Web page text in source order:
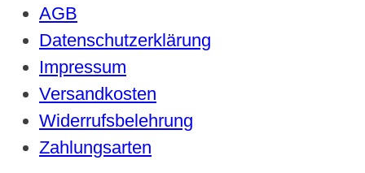
AGB
Datenschutzerklärung
Impressum
Versandkosten
Widerrufsbelehrung
Zahlungsarten